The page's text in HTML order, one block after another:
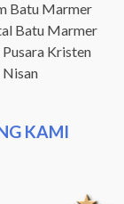
Batu Marmer
Batu Marmer
Kristen
KAMI